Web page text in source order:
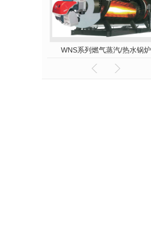
WNS系列燃气蒸汽/热水锅炉